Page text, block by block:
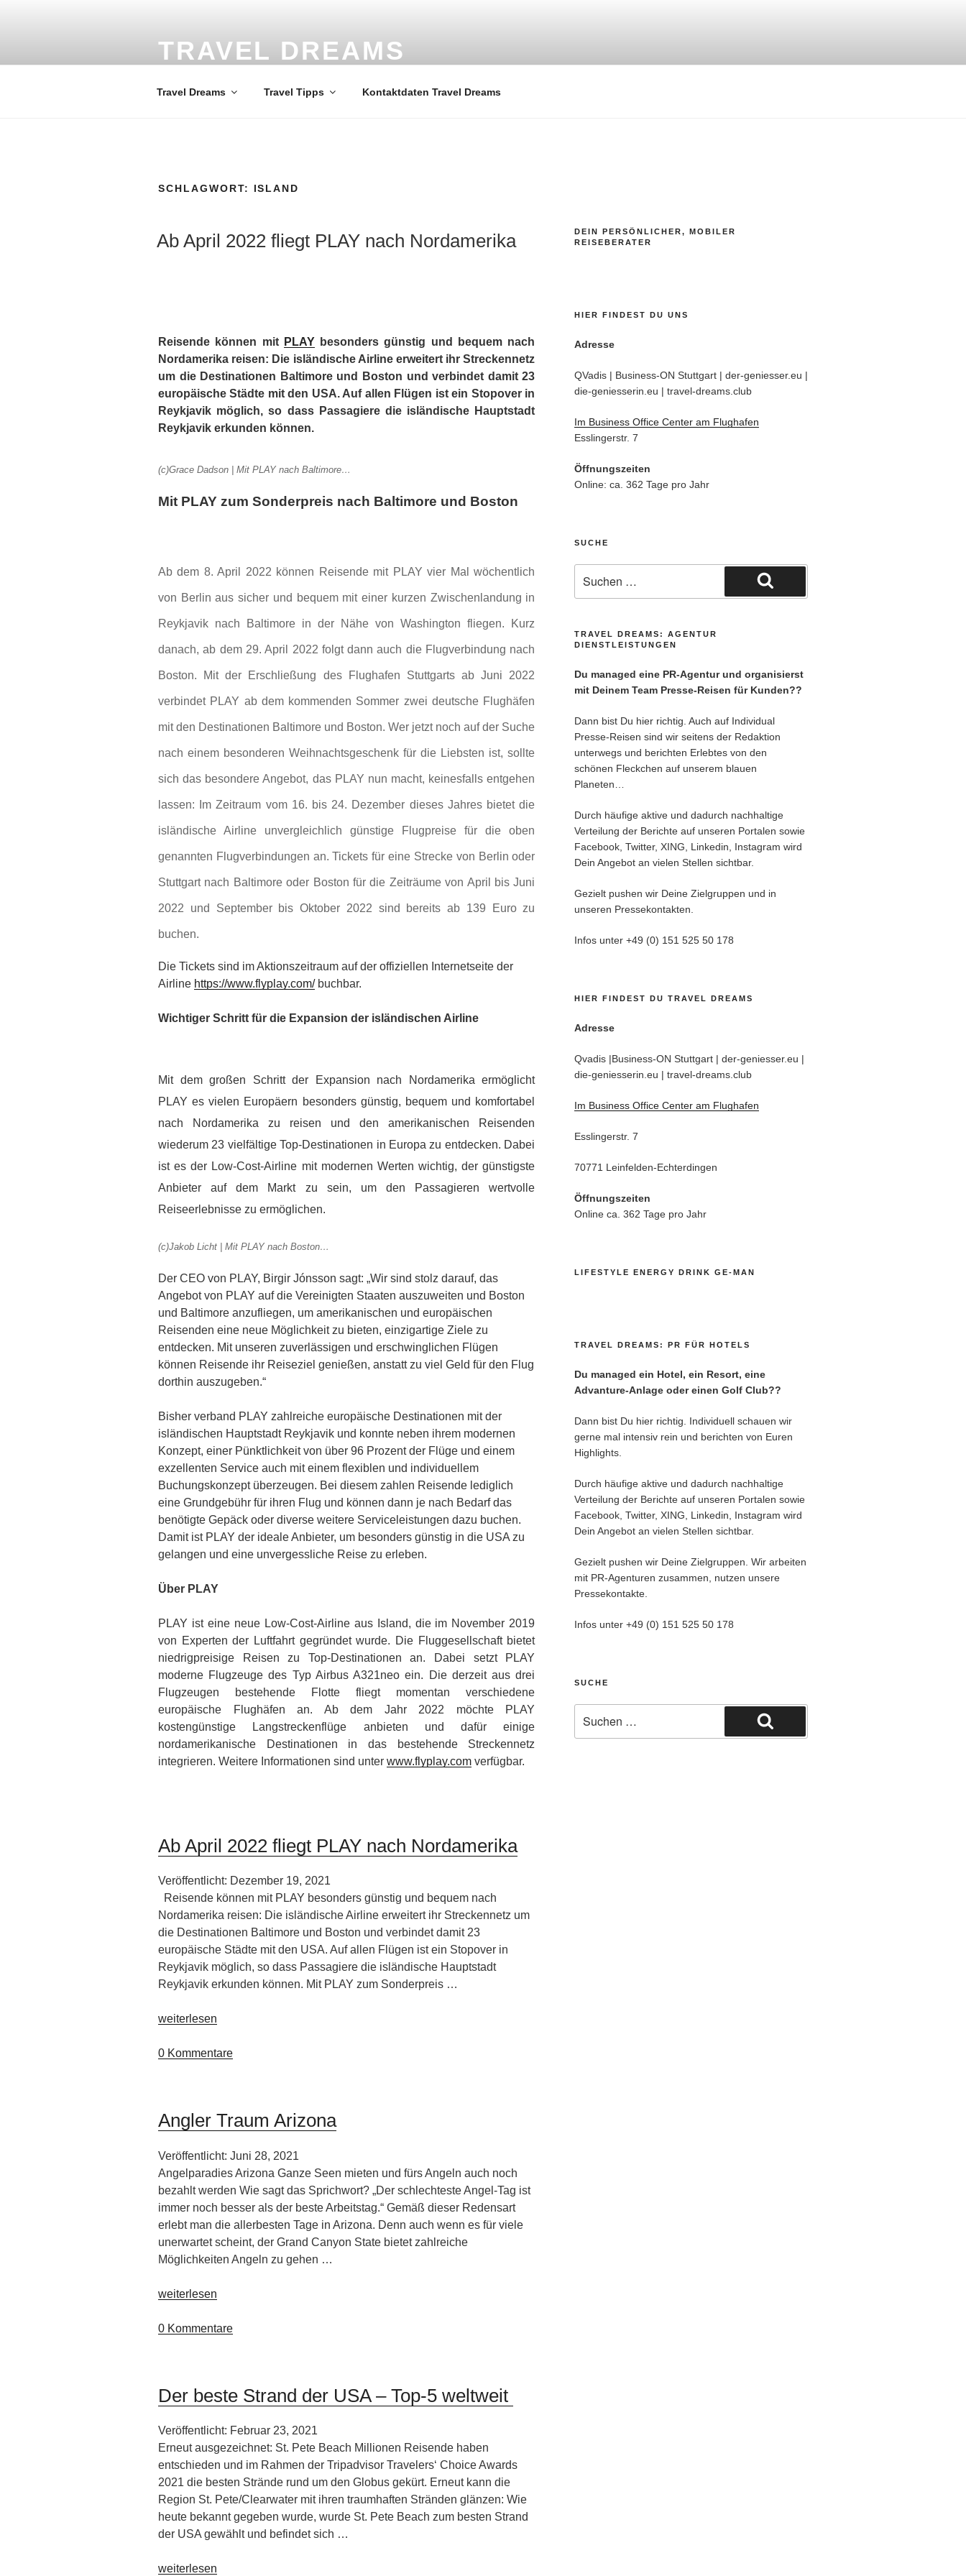
TRAVEL DREAMS
Travel Dreams Travel Tipps Kontaktdaten Travel Dreams
SCHLAGWORT: ISLAND
VERÖFFENTLICHT
Ab April 2022 fliegt PLAY nach Nordamerika
Reisende können mit PLAYbesonders günstig und bequem nach
Nordamerika reisen: Die isländische Airline erweitert ihr Streckennetz
um die Destinationen Baltimore und Boston und verbindet damit 23
europäische Städte mit den USA. Auf allen Flügen ist ein Stopover in
Reykjavik möglich, so dass Passagiere die isländische Hauptstadt
Reykjavik erkunden können.
(c)Grace Dadson | Mit PLAY nach Baltimore…
Mit PLAY zum Sonderpreis nach Baltimore und Boston
Ab dem 8. April 2022 können Reisende mit PLAY vier Mal wöchentlich
von Berlin aus sicher und bequem mit einer kurzen Zwischenlandung in
Reykjavik nach Baltimore in der Nähe von Washington fliegen. Kurz
danach, ab dem 29. April 2022 folgt dann auch die Flugverbindung nach
Boston. Mit der Erschließung des Flughafen Stuttgarts ab Juni 2022
verbindet PLAY ab dem kommenden Sommer zwei deutsche Flughäfen
mit den Destinationen Baltimore und Boston. Wer jetzt noch auf der Suche
nach einem besonderen Weihnachtsgeschenk für die Liebsten ist, sollte
sich das besondere Angebot, das PLAY nun macht, keinesfalls entgehen
lassen: Im Zeitraum vom 16. bis 24. Dezember dieses Jahres bietet die
isländische Airline unvergleichlich günstige Flugpreise für die oben
genannten Flugverbindungen an. Tickets für eine Strecke von Berlin oder
Stuttgart nach Baltimore oder Boston für die Zeiträume von April bis Juni
2022 und September bis Oktober 2022 sind bereits ab 139 Euro zu
buchen.
Die Tickets sind im Aktionszeitraum auf der offiziellen Internetseite der
Airline https://www.flyplay.com/buchbar.
Wichtiger Schritt für die Expansion der isländischen Airline
Mit dem großen Schritt der Expansion nach Nordamerika ermöglicht
PLAY es vielen Europäern besonders günstig, bequem und komfortabel
nach Nordamerika zu reisen und den amerikanischen Reisenden
wiederum 23 vielfältige Top-Destinationen in Europa zu entdecken. Dabei
ist es der Low-Cost-Airline mit modernen Werten wichtig, der günstigste
Anbieter auf dem Markt zu sein, um den Passagieren wertvolle
Reiseerlebnisse zu ermöglichen.
(c)Jakob Licht | Mit PLAY nach Boston…
Der CEO von PLAY, Birgir Jónsson sagt: „Wir sind stolz darauf, das
Angebot von PLAY auf die Vereinigten Staaten auszuweiten und Boston
und Baltimore anzufliegen, um amerikanischen und europäischen
Reisenden eine neue Möglichkeit zu bieten, einzigartige Ziele zu
entdecken. Mit unseren zuverlässigen und erschwinglichen Flügen
können Reisende ihr Reiseziel genießen, anstatt zu viel Geld für den Flug
dorthin auszugeben.“
Bisher verband PLAY zahlreiche europäische Destinationen mit der
isländischen Hauptstadt Reykjavik und konnte neben ihrem modernen
Konzept, einer Pünktlichkeit von über 96 Prozent der Flüge und einem
exzellenten Service auch mit einem flexiblen und individuellem
Buchungskonzept überzeugen. Bei diesem zahlen Reisende lediglich
eine Grundgebühr für ihren Flug und können dann je nach Bedarf das
benötigte Gepäck oder diverse weitere Serviceleistungen dazu buchen.
Damit ist PLAY der ideale Anbieter, um besonders günstig in die USA zu
gelangen und eine unvergessliche Reise zu erleben.
Über PLAY
PLAY ist eine neue Low-Cost-Airline aus Island, die im November 2019
von Experten der Luftfahrt gegründet wurde. Die Fluggesellschaft bietet
niedrigpreisige Reisen zu Top-Destinationen an. Dabei setzt PLAY
moderne Flugzeuge des Typ Airbus A321neo ein. Die derzeit aus drei
Flugzeugen bestehende Flotte fliegt momentan verschiedene
europäische Flughäfen an. Ab dem Jahr 2022 möchte PLAY
kostengünstige Langstreckenflüge anbieten und dafür einige
nordamerikanische Destinationen in das bestehende Streckennetz
integrieren. Weitere Informationen sind unter www.flyplay.com verfügbar.
Ab April 2022 fliegt PLAY nach Nordamerika
Veröffentlicht: Dezember 19, 2021
Reisende können mit PLAY besonders günstig und bequem nach
Nordamerika reisen: Die isländische Airline erweitert ihr Streckennetz um
die Destinationen Baltimore und Boston und verbindet damit 23
europäische Städte mit den USA. Auf allen Flügen ist ein Stopover in
Reykjavik möglich, so dass Passagiere die isländische Hauptstadt
Reykjavik erkunden können. Mit PLAY zum Sonderpreis …
„Ab
2022
Nordamerika“
weiterlesen
0 Kommentare
Angler Traum Arizona
Veröffentlicht: Juni 28, 2021
Angelparadies Arizona Ganze Seen mieten und fürs Angeln auch noch
bezahlt werden Wie sagt das Sprichwort? „Der schlechteste Angel-Tag ist
immer noch besser als der beste Arbeitstag.“ Gemäß dieser Redensart
erlebt man die allerbesten Tage in Arizona. Denn auch wenn es für viele
unerwartet scheint, der Grand Canyon State bietet zahlreiche
Möglichkeiten Angeln zu gehen …
„Angler
Arizona“
weiterlesen
0 Kommentare
Der beste Strand der USA – Top-5 weltweit
Veröffentlicht: Februar 23, 2021
Erneut ausgezeichnet: St. Pete Beach Millionen Reisende haben
entschieden und im Rahmen der Tripadvisor Travelers‘ Choice Awards
2021 die besten Strände rund um den Globus gekürt. Erneut kann die
Region St. Pete/Clearwater mit ihren traumhaften Stränden glänzen: Wie
heute bekannt gegeben wurde, wurde St. Pete Beach zum besten Strand
der USA gewählt und befindet sich …
„Der
weiterlesen
DEIN PERSÖNLICHER, MOBILER
REISEBERATER
HIER FINDEST DU UNS
Adresse
QVadis | Business-ON Stuttgart | der-geniesser.eu |
die-geniesserin.eu | travel-dreams.club
Im Business Office Center am Flughafen
Esslingerstr. 7
Öffnungszeiten
Online: ca. 362 Tage pro Jahr
SUCHE
nach:
Suchen
TRAVEL DREAMS: AGENTUR
DIENSTLEISTUNGEN
Du managed eine PR-Agentur und organisierst
mit Deinem Team Presse-Reisen für Kunden??
Dann bist Du hier richtig. Auch auf Individual
Presse-Reisen sind wir seitens der Redaktion
unterwegs und berichten Erlebtes von den
schönen Fleckchen auf unserem blauen
Planeten…
Durch häufige aktive und dadurch nachhaltige
Verteilung der Berichte auf unseren Portalen sowie
Facebook, Twitter, XING, Linkedin, Instagram wird
Dein Angebot an vielen Stellen sichtbar.
Gezielt pushen wir Deine Zielgruppen und in
unseren Pressekontakten.
Infos unter +49 (0) 151 525 50 178
HIER FINDEST DU TRAVEL DREAMS
Adresse
Qvadis |Business-ON Stuttgart | der-geniesser.eu |
die-geniesserin.eu | travel-dreams.club
Im Business Office Center am Flughafen
Esslingerstr. 7
70771 Leinfelden-Echterdingen
Öffnungszeiten
Online ca. 362 Tage pro Jahr
LIFESTYLE ENERGY DRINK GE-MAN
TRAVEL DREAMS: PR FÜR HOTELS
Du managed ein Hotel, ein Resort, eine
Advanture-Anlage oder einen Golf Club??
Dann bist Du hier richtig. Individuell schauen wir
gerne mal intensiv rein und berichten von Euren
Highlights.
Durch häufige aktive und dadurch nachhaltige
Verteilung der Berichte auf unseren Portalen sowie
Facebook, Twitter, XING, Linkedin, Instagram wird
Dein Angebot an vielen Stellen sichtbar.
Gezielt pushen wir Deine Zielgruppen. Wir arbeiten
mit PR-Agenturen zusammen, nutzen unsere
Pressekontakte.
Infos unter +49 (0) 151 525 50 178
SUCHE
nach:
Suchen